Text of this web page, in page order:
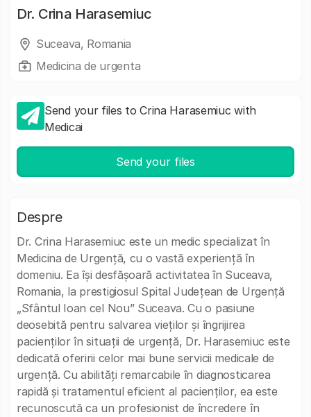
Dr. Crina Harasemiuc
Suceava, Romania
Medicina de urgenta
Send your files to Crina Harasemiuc with
Medicai
Send your files
Despre
Dr. Crina Harasemiuc este un medic specializat în
Medicina de Urgență, cu o vastă experiență în
domeniu. Ea își desfășoară activitatea în Suceava,
Romania, la prestigiosul Spital Județean de Urgență
„Sfântul Ioan cel Nou” Suceava. Cu o pasiune
deosebită pentru salvarea vieților și îngrijirea
pacienților în situații de urgență, Dr. Harasemiuc este
dedicată oferirii celor mai bune servicii medicale de
urgență. Cu abilități remarcabile în diagnosticarea
rapidă și tratamentul eficient al pacienților, ea este
recunoscută ca un profesionist de încredere în